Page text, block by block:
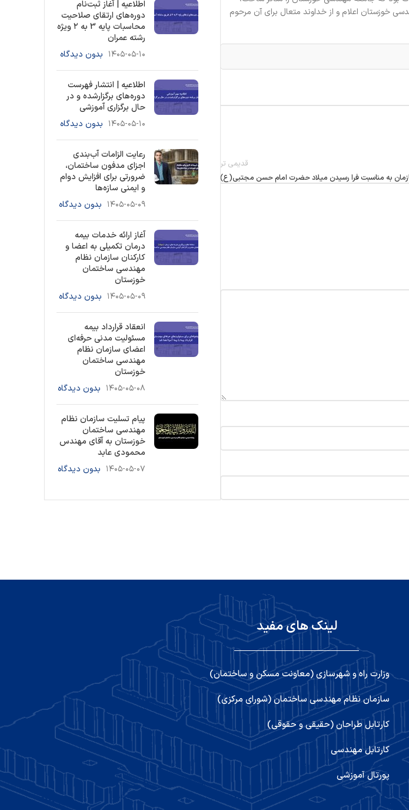
خوزستان اعلام و از خداوند متعال برای آن مرحوم
قدیمی تر
به مناسبت فرا رسیدن میلاد حضرت امام حسن مجتبي(ع)
اطلاعیه | آغاز ثبت‌نام
دوره‌های ارتقای صلاحیت
محاسبات پایه 3 به ۲ ویژه
رشته عمران
۱۴۰۵-۰۵-۱۰ بدون دیدگاه
اطلاعیه | انتشار فهرست
دوره‌های برگزارشده و در
حال برگزاری آموزشی
۱۴۰۵-۰۵-۱۰ بدون دیدگاه
رعایت الزامات آب‌بندی
اجزای مدفون ساختمان،
ضرورتی برای افزایش دوام
و ایمنی سازه‌ها
۱۴۰۵-۰۵-۰۹ بدون دیدگاه
آغاز ارائه خدمات بیمه
درمان تکمیلی به اعضا و
کارکنان سازمان نظام
مهندسی ساختمان
خوزستان
۱۴۰۵-۰۵-۰۹ بدون دیدگاه
انعقاد قرارداد بیمه
مسئولیت مدنی حرفه‌ای
اعضای سازمان نظام
مهندسی ساختمان
خوزستان
۱۴۰۵-۰۵-۰۸ بدون دیدگاه
پیام تسلیت سازمان نظام
مهندسی ساختمان
خوزستان به آقای مهندس
محمودی عابد
۱۴۰۵-۰۵-۰۷ بدون دیدگاه
لینک های مفید
وزارت راه و شهرسازی (معاونت مسکن و ساختمان)
سازمان نظام مهندسی ساختمان (شورای مرکزی)
کارتابل طراحان (حقیقی و حقوقی)
کارتابل مهندسی
پورتال آموزشی